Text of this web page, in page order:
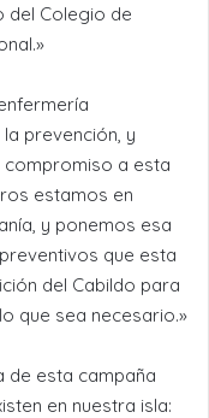
del Colegio de
prevención, y
a esta
estamos en
y ponemos esa
que esta
del Cabildo para
que sea necesario.»
de esta campaña
en nuestra isla: